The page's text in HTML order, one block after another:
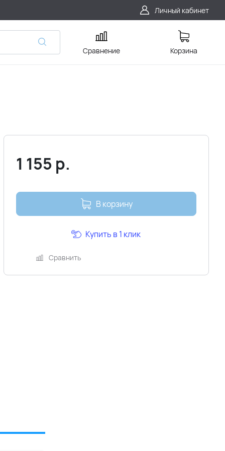
Личный кабинет
Сравнение Корзина
1 155 р.
В корзину
Сравнить
Купить в 1 клик